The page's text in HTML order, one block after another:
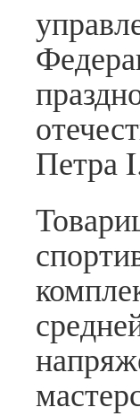
Петра